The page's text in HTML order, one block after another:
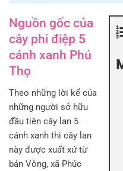
Nguồn gốc của
cây phi điệp 5
cánh xanh Phú
Thọ
Theo những lời kể của
những người sở hữu
đầu tiên cây lan 5
cánh xanh thì cây lan
này được xuất xứ từ
bản Vông, xã Phúc